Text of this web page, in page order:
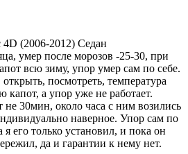
(2006-2012) Седан
умер после морозов -25-30, при
всю зиму, упор умер сам по себе.
посмотреть, температура
капот, а упор уже не работает.
не 30мин, около часа с ним возились
наверное. Упор сам по
его только установил, и пока он
да и гарантии к нему нет.